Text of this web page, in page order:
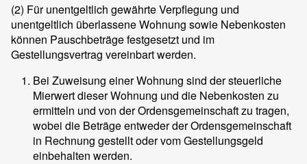
(2) Für unentgeltlich gewährte Verpflegung und
unentgeltlich überlassene Wohnung sowie Nebenkosten
können Pauschbeträge festgesetzt und im
Gestellungsvertrag vereinbart werden.
Bei Zuweisung einer Wohnung sind der steuerliche
Mierwert dieser Wohnung und die Nebenkosten zu
ermitteln und von der Ordensgemeinschaft zu tragen,
wobei die Beträge entweder der Ordensgemeinschaft
in Rechnung gestellt oder vom Gestellungsgeld
einbehalten werden.